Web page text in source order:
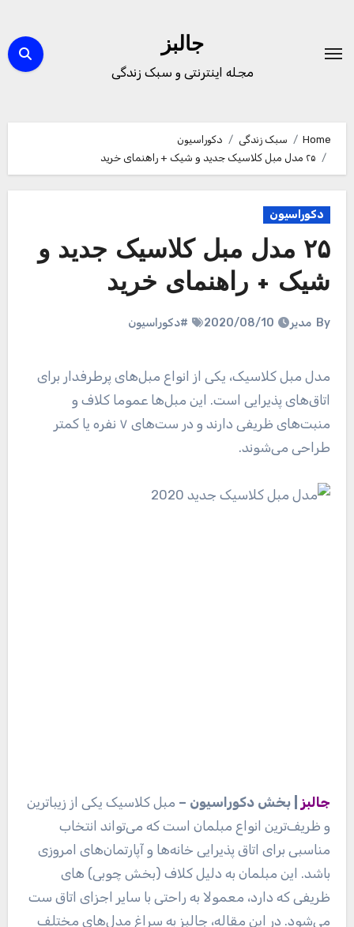
content
جالبز
مجله اینترنتی و سبک زندگی
Home سبک زندگی
دکوراسیون
۲۵ مدل مبل کلاسیک جدید و شیک + راهنمای خرید
دکوراسیون
۲۵ مدل مبل کلاسیک جدید و
شیک + راهنمای خرید
By مدیر 2020/08/10 #دکوراسیون
مدل مبل کلاسیک، یکی از انواع مبل‌های پرطرفدار برای
اتاق‌های پذیرایی است. این مبل‌ها عموما کلاف و
منبت‌های ظریفی دارند و در ست‌های ۷ نفره یا کمتر
طراحی می‌شوند.
جالبز | بخش دکوراسیون – مبل کلاسیک یکی از زیباترین
و ظریف‌ترین انواع مبلمان است که می‌تواند انتخاب
مناسبی برای اتاق پذیرایی خانه‌ها و آپارتمان‌های امروزی
باشد. این مبلمان به دلیل کلاف‌ (بخش چوبی) های
ظریفی که دارد، معمولا به راحتی با سایر اجزای اتاق ست
می‌شود. در این مقاله، جالبز به سراغ مدل‌های مختلف